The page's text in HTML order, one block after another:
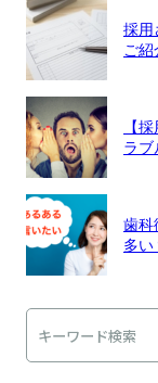
採用
ご紹
【
ラブ
歯科
多い